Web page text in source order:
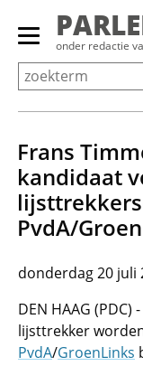
Overslaan
Primair
menu
tonen/verbergen
onder redactie
Frans
kandidaat
PvdA/
donderdag 20 juli
DEN HAAG (PDC) -
lijsttrekker
PvdA/GroenLinks